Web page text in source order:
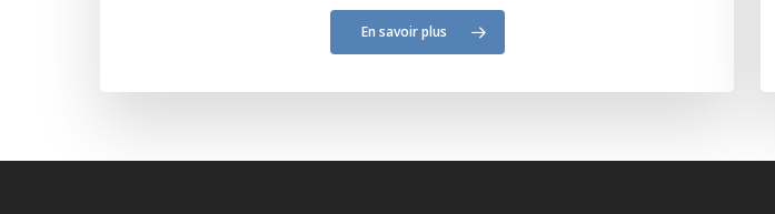
En savoir plus